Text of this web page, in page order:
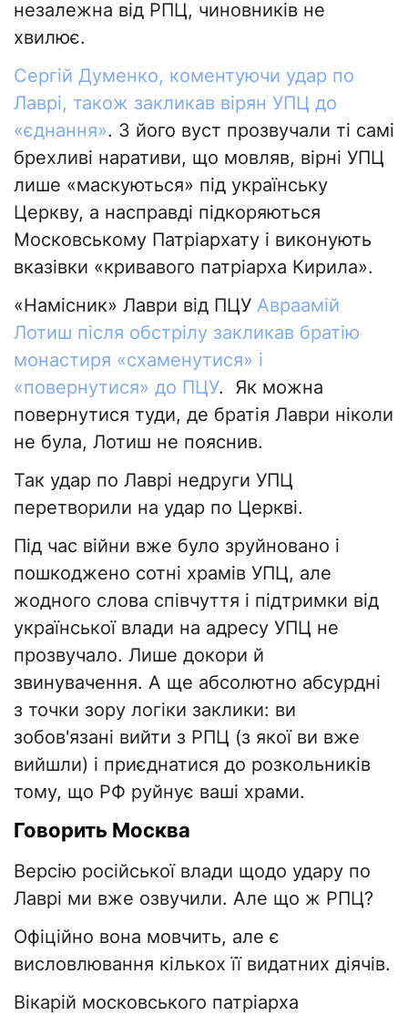
незалежна від РПЦ, чиновників не
хвилює.
Сергій Думенко, коментуючи удар по
Лаврі, також закликав вірян УПЦ до
«єднання». З його вуст прозвучали ті самі
брехливі наративи, що мовляв, вірні УПЦ
лише «маскуються» під українську
Церкву, а насправді підкоряються
Московському Патріархату і виконують
вказівки «кривавого патріарха Кирила».
«Намісник» Лаври від ПЦУ Авраамій
Лотиш після обстрілу закликав братію
монастиря «схаменутися» і
«повернутися» до ПЦУ. Як можна
повернутися туди, де братія Лаври ніколи
не була, Лотиш не пояснив.
Так удар по Лаврі недруги УПЦ
перетворили на удар по Церкві.
Під час війни вже було зруйновано і
пошкоджено сотні храмів УПЦ, але
жодного слова співчуття і підтримки від
української влади на адресу УПЦ не
прозвучало. Лише докори й
звинувачення. А ще абсолютно абсурдні
з точки зору логіки заклики: ви
зобов'язані вийти з РПЦ (з якої ви вже
вийшли) і приєднатися до розкольників
тому, що РФ руйнує ваші храми.
Говорить Москва
Версію російської влади щодо удару по
Лаврі ми вже озвучили. Але що ж РПЦ?
Офіційно вона мовчить, але є
висловлювання кількох її видатних діячів.
Вікарій московського патріарха